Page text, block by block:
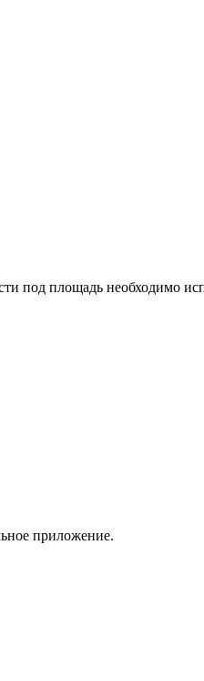
под площадь необходимо
приложение.